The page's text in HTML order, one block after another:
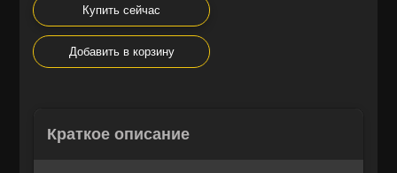
нам!
Корзина
Купить сейчас
Добавить в корзину
Краткое описание